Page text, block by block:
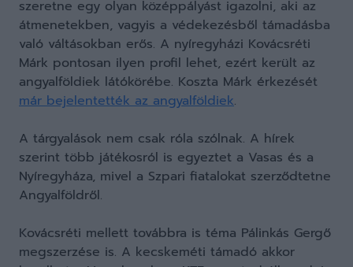
szeretne egy olyan középpályást igazolni, aki az
átmenetekben, vagyis a védekezésből támadásba
való váltásokban erős. A nyíregyházi Kovácsréti
Márk pontosan ilyen profil lehet, ezért került az
angyalföldiek látókörébe. Koszta Márk érkezését
már bejelentették az angyalföldiek.
A tárgyalások nem csak róla szólnak. A hírek
szerint több játékosról is egyeztet a Vasas és a
Nyíregyháza, mivel a Szpari fiatalokat szerződtetne
Angyalföldről.
Kovácsréti mellett továbbra is téma Pálinkás Gergő
megszerzése is. A kecskeméti támadó akkor